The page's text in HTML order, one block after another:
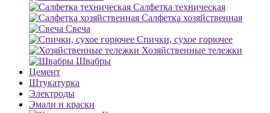
Салфетка техническая
Салфетка хозяйственная
Свеча
Спички, сухое горючее
Хозяйственные тележки
Швабры
Цемент
Штукатурка
Электроды
Эмали и краски